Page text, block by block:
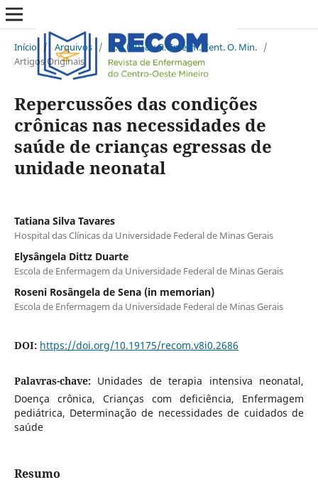
Início / Arquivos / v. 8 (2018): R. Enferm. Cent. O. Min. /
Artigos Originais
Repercussões das condições
crônicas nas necessidades de
saúde de crianças egressas de
unidade neonatal
Tatiana Silva Tavares
Hospital das Clínicas da Universidade Federal de Minas Gerais
Elysângela Dittz Duarte
Escola de Enfermagem da Universidade Federal de Minas Gerais
Roseni Rosângela de Sena (in memorian)
Escola de Enfermagem da Universidade Federal de Minas Gerais
DOI: https://doi.org/10.19175/recom.v8i0.2686
Palavras-chave: Unidades de terapia intensiva neonatal,
Doença crônica, Crianças com deficiência, Enfermagem
pediátrica, Determinação de necessidades de cuidados de
saúde
Resumo